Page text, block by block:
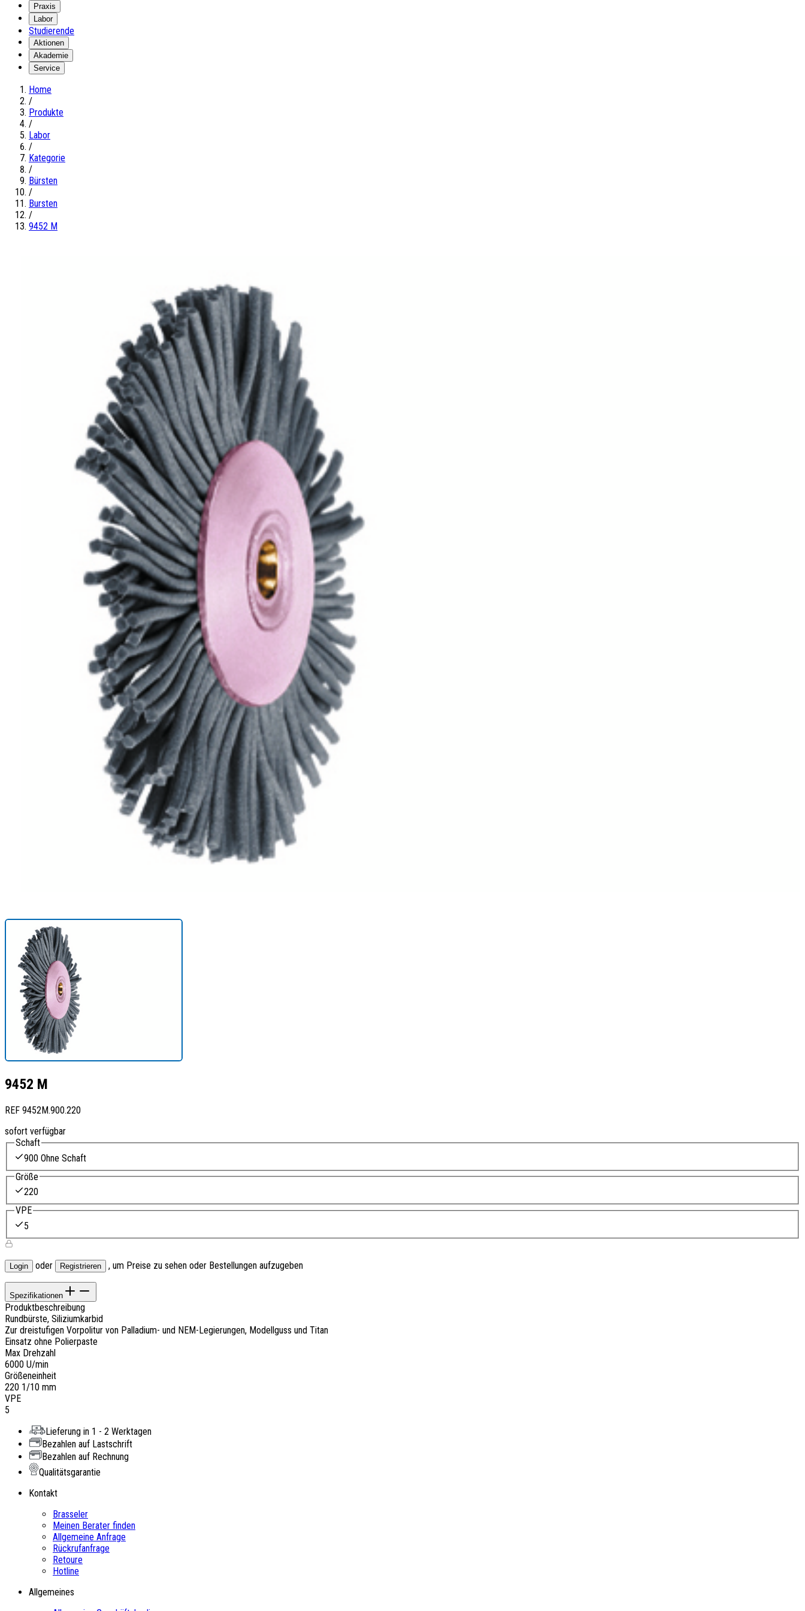
Praxis
Labor
Studierende
Aktionen
Akademie
Service
Home
/
Produkte
/
Labor
/
Kategorie
/
Bürsten
/
Bursten
/
9452 M
9452 M
REF 9452M.900.220
sofort verfügbar
Schaft
900 Ohne Schaft
Größe
220
VPE
5
Login oder Registrieren , um Preise zu sehen oder Bestellungen aufzugeben
Spezifikationen
Produktbeschreibung
Rundbürste, Siliziumkarbid
Zur dreistufigen Vorpolitur von Palladium- und NEM-Legierungen, Modellguss und Titan
Einsatz ohne Polierpaste
Max Drehzahl
6000 U/min
Größeneinheit
220 1/10 mm
VPE
5
Lieferung in 1 - 2 Werktagen
Bezahlen auf Lastschrift
Bezahlen auf Rechnung
Qualitätsgarantie
Kontakt
Brasseler
Meinen Berater finden
Allgemeine Anfrage
Rückrufanfrage
Retoure
Hotline
Allgemeines